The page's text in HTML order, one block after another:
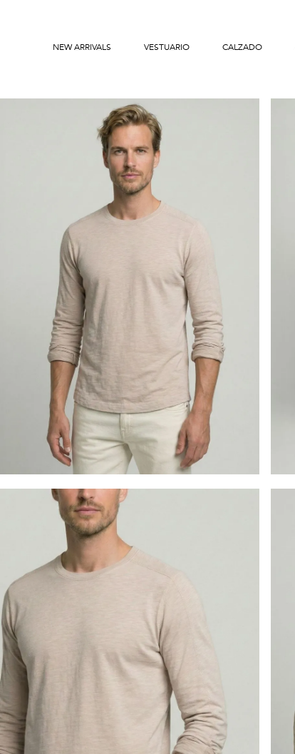
NEW ARRIVALS VESTUARIO CALZADO